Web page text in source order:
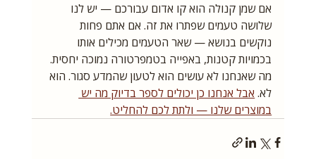
אם שמן קנולה הוא קו אדום עבורכם — יש לנו
שלושה טעמים שפתרו את זה. אם אתם פחות
נוקשים בנושא — שאר הטעמים מכילים אותו
בכמויות קטנות, באפייה בטמפרטורה נמוכה יחסית.
מה שאנחנו לא עושים הוא לטעון שהמדע סגור. הוא
לא. אבל אנחנו כן יכולים לספר בדיוק מה יש
במוצרים שלנו — ולתת לכם להחליט.